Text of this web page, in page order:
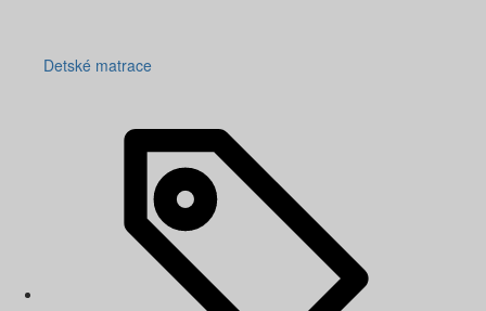
Detské matrace